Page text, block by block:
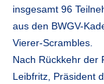
insgesamt 96
aus den BWGV-
Vierer-Scrambles.
Nach Rückkehr der
Leibfritz, Präsident